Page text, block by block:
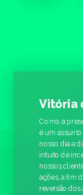
Vitória
Como a
é um
nosso dia a
intuito de
nossos
ações, a fim
reversão dos